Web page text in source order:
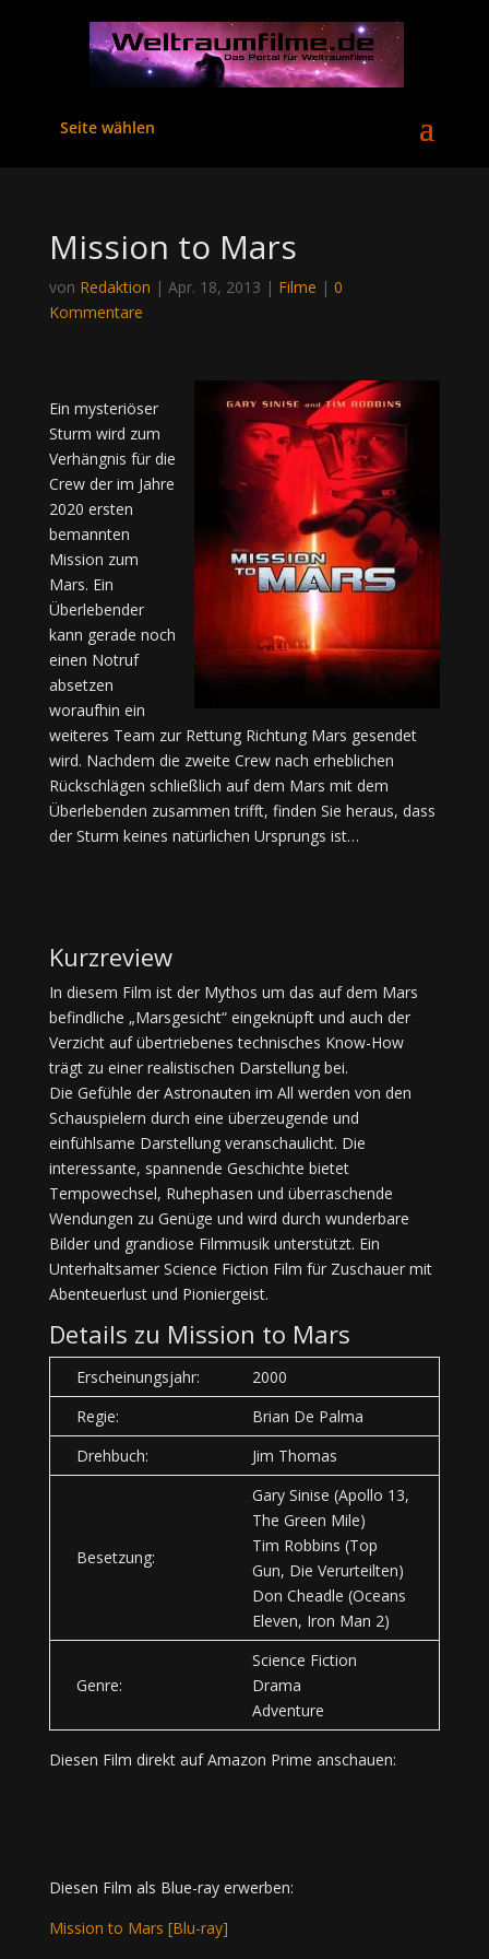
Seite wählen
Mission to Mars
von Redaktion | Apr. 18, 2013 | Filme | 0
Kommentare
Ein mysteriöser
Sturm wird zum
Verhängnis für die
Crew der im Jahre
2020 ersten
bemannten
Mission zum
Mars. Ein
Überlebender
kann gerade noch
einen Notruf
absetzen
woraufhin ein
weiteres Team zur Rettung Richtung Mars gesendet
wird. Nachdem die zweite Crew nach erheblichen
Rückschlägen schließlich auf dem Mars mit dem
Überlebenden zusammen trifft, finden Sie heraus, dass
der Sturm keines natürlichen Ursprungs ist…
Kurzreview
In diesem Film ist der Mythos um das auf dem Mars
befindliche „Marsgesicht“ eingeknüpft und auch der
Verzicht auf übertriebenes technisches Know-How
trägt zu einer realistischen Darstellung bei.
Die Gefühle der Astronauten im All werden von den
Schauspielern durch eine überzeugende und
einfühlsame Darstellung veranschaulicht. Die
interessante, spannende Geschichte bietet
Tempowechsel, Ruhephasen und überraschende
Wendungen zu Genüge und wird durch wunderbare
Bilder und grandiose Filmmusik unterstützt. Ein
Unterhaltsamer Science Fiction Film für Zuschauer mit
Abenteuerlust und Pioniergeist.
Details zu Mission to Mars
Erscheinungsjahr:
2000
Regie:
Brian De Palma
Drehbuch:
Jim Thomas
Besetzung:
Gary Sinise (Apollo 13,
The Green Mile)
Tim Robbins (Top
Gun, Die Verurteilten)
Don Cheadle (Oceans
Eleven, Iron Man 2)
Genre:
Science Fiction
Drama
Adventure
Diesen Film direkt auf Amazon Prime anschauen:
Diesen Film als Blue-ray erwerben:
Mission to Mars [Blu-ray]